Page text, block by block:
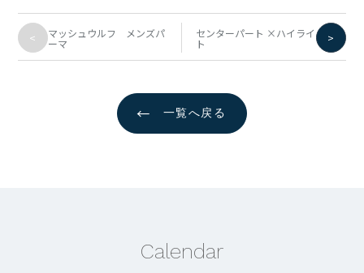
< マッシュウルフ メンズパ
ーマ
センターパート ×ハイライ
ト >
← 一覧へ戻る
Calendar